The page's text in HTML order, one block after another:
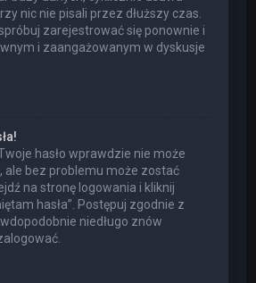
nic nie pisali przez dłuższy czas.
zarejestrować się ponownie i
i zaangażowanym w dyskusje
hasło wprawdzie nie może
ale bez problemu może zostać
na stronę logowania i kliknij
hasła”. Postępuj zgodnie z
niedługo znów